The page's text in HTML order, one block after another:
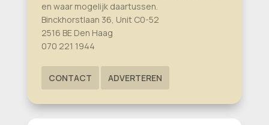
en waar mogelijk daartussen.
Binckhorstlaan 36, Unit C0-52
2516 BE Den Haag
070 221 1944
CONTACT ADVERTEREN